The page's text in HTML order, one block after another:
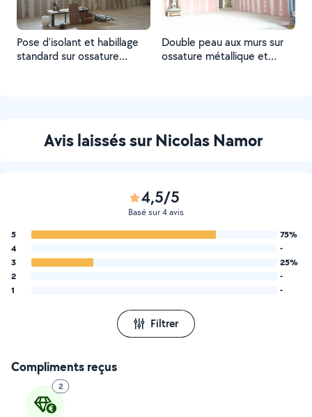
Pose d'isolant et habillage
standard sur ossature
Double peau aux murs sur
ossature métallique et
Avis laissés sur Nicolas Namor
4,5/5
Basé sur 4 avis
5
75%
4
-
3
25%
2
-
1
-
Filtrer
Compliments reçus
2